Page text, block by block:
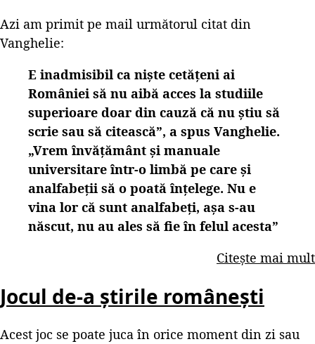
Azi am primit pe mail următorul citat din
Vanghelie:
E inadmisibil ca nişte cetăţeni ai
României să nu aibă acces la studiile
superioare doar din cauză că nu ştiu să
scrie sau să citească”, a spus Vanghelie.
„Vrem învăţământ şi manuale
universitare într-o limbă pe care şi
analfabeţii să o poată înţelege. Nu e
vina lor că sunt analfabeţi, aşa s-au
născut, nu au ales să fie în felul acesta”
Citește mai mult
Jocul de-a știrile românești
Acest joc se poate juca în orice moment din zi sau